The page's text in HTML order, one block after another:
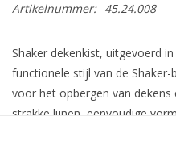
Artikelnummer: 45.24.008
Shaker dekenkist, uitgevoerd
functionele stijl van de
voor het opbergen van
strakke lijnen, eenvoudige